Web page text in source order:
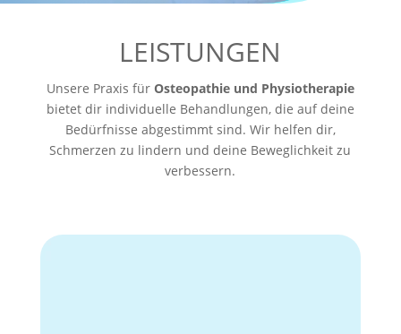
LEISTUNGEN
Unsere Praxis für Osteopathie und Physiotherapie
bietet dir individuelle Behandlungen, die auf deine
Bedürfnisse abgestimmt sind. Wir helfen dir,
Schmerzen zu lindern und deine Beweglichkeit zu
verbessern.